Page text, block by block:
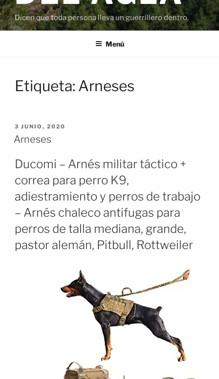
Dicen que toda persona lleva un guerrillero dentro.
Menú
Etiqueta: Arneses
PUBLICADO
EL
3 JUNIO, 2020
Arneses
Ducomi – Arnés militar táctico +
correa para perro K9,
adiestramiento y perros de trabajo
– Arnés chaleco antifugas para
perros de talla mediana, grande,
pastor alemán, Pitbull, Rottweiler